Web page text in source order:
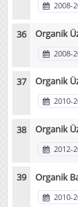
2008-
Organik
2008-
Organik
2010-
Organik
2012-
Organik
2010-